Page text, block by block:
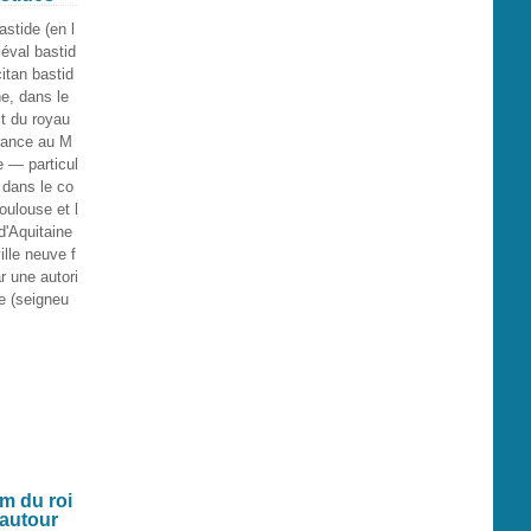
(en l
bastid
bastid
dans le
du royau
au M
— particul
le co
et l
neuve f
une autori
(seigneu
du roi